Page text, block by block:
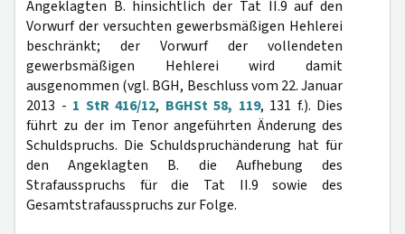
Angeklagten B. hinsichtlich der Tat II.9 auf den
Vorwurf der versuchten gewerbsmäßigen Hehlerei
beschränkt; der Vorwurf der vollendeten
gewerbsmäßigen Hehlerei wird damit
ausgenommen (vgl. BGH, Beschluss vom 22. Januar
2013 - 1 StR 416/12, BGHSt 58, 119, 131 f.). Dies
führt zu der im Tenor angeführten Änderung des
Schuldspruchs. Die Schuldspruchänderung hat für
den Angeklagten B. die Aufhebung des
Strafausspruchs für die Tat II.9 sowie des
Gesamtstrafausspruchs zur Folge.